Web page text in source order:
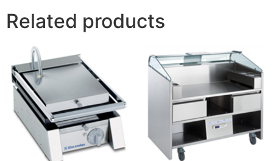
Related products